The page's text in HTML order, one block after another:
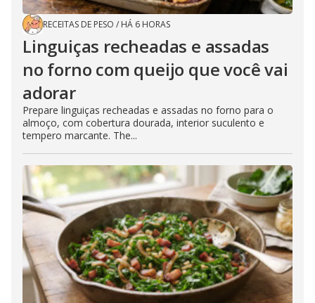
RECEITAS DE PESO / HÁ 6 HORAS
Linguiças recheadas e assadas
no forno com queijo que você vai
adorar
Prepare linguiças recheadas e assadas no forno para o
almoço, com cobertura dourada, interior suculento e
tempero marcante. The...